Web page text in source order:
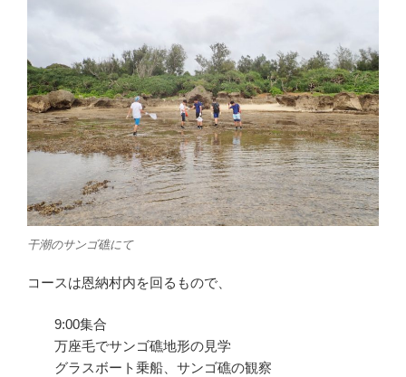
干潮のサンゴ礁にて
コースは恩納村内を回るもので、
9:00集合
万座毛でサンゴ礁地形の見学
グラスボート乗船、サンゴ礁の観察